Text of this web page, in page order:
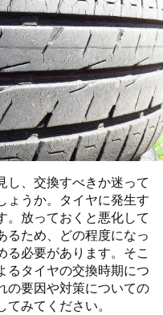
し、交換すべきか迷って
ょうか。タイヤに発生す
。放っておくと悪化して
るため、どの程度になっ
る必要があります。そこ
るタイヤの交換時期につ
の要因や対策についての
みてください。